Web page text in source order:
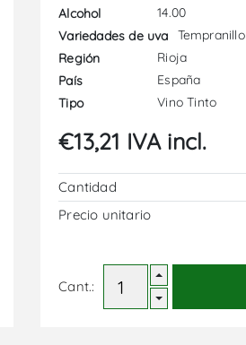
Alcohol
14.00
Variedades de uva
Tempranillo
Región
Rioja
País
España
Tipo
Vino Tinto
€13,21 IVA incl.
Cantidad
Precio unitario
Cant.: